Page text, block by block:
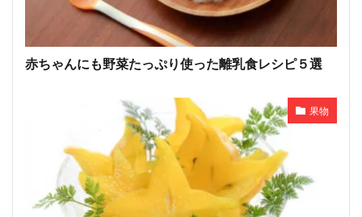
赤ちゃんにも野菜たっぷり使った離乳食レシピ５選
果物